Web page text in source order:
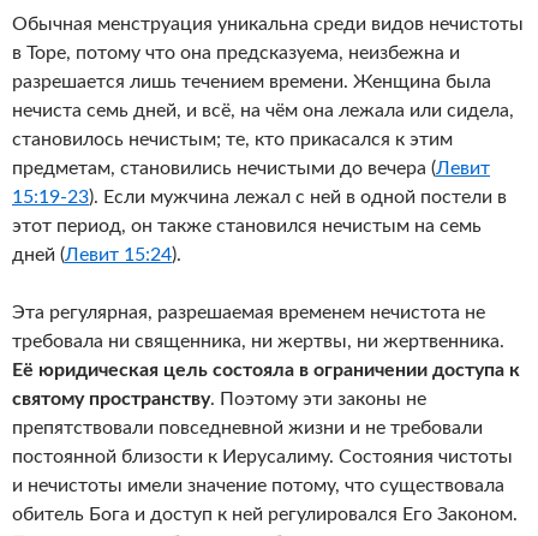
Обычная менструация уникальна среди видов нечистоты
в Торе, потому что она предсказуема, неизбежна и
разрешается лишь течением времени. Женщина была
нечиста семь дней, и всё, на чём она лежала или сидела,
становилось нечистым; те, кто прикасался к этим
предметам, становились нечистыми до вечера (Левит
15:19-23). Если мужчина лежал с ней в одной постели в
этот период, он также становился нечистым на семь
дней (Левит 15:24).
Эта регулярная, разрешаемая временем нечистота не
требовала ни священника, ни жертвы, ни жертвенника.
Её юридическая цель состояла в ограничении доступа к
святому пространству. Поэтому эти законы не
препятствовали повседневной жизни и не требовали
постоянной близости к Иерусалиму. Состояния чистоты
и нечистоты имели значение потому, что существовала
обитель Бога и доступ к ней регулировался Его Законом.